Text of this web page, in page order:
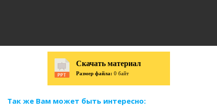
Скачать материал
Размер файла: 0 байт
Так же Вам может быть интересно: